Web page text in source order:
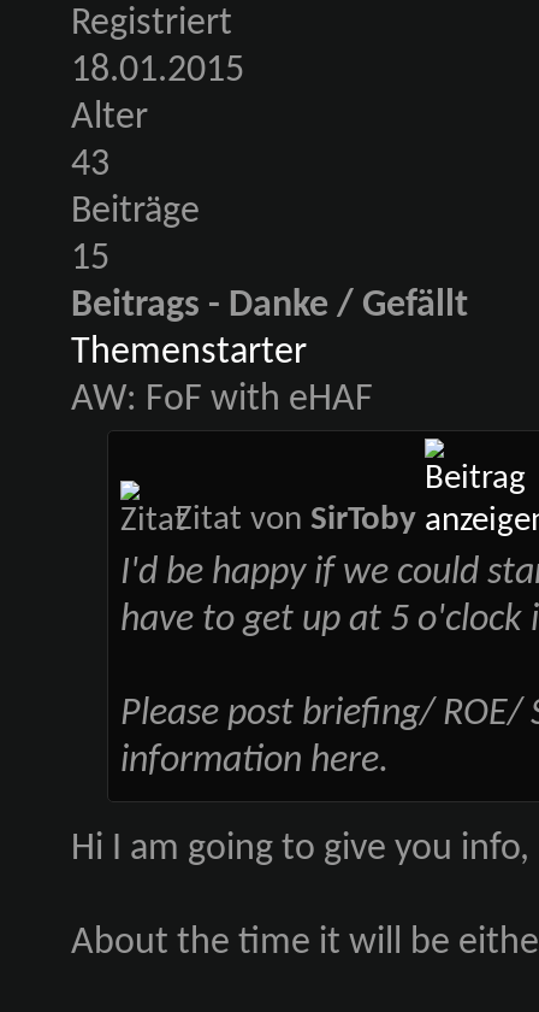
Registriert
18.01.2015
Alter
43
Beiträge
15
Beitrags - Danke / Gefällt
Themenstarter
AW: FoF with eHAF
Zitat von SirToby
I'd be happy if we could
have to get up at 5 o'clock
Please post briefing/
information here.
Hi I am going to give you
About the time it will be